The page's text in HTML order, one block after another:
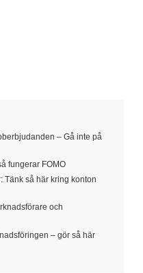
– Gå inte på
fungerar FOMO
Tänk så här kring konton
och
– gör så här